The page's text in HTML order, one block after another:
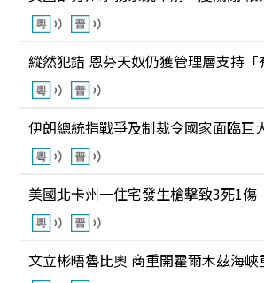
縱然犯錯 恩芬天奴仍獲管理層支持「
伊朗總統指戰爭及制裁令國家面臨巨
美國北卡州一住宅發生槍擊致3死1傷
文立彬晤魯比奧 商重開霍爾木茲海峽